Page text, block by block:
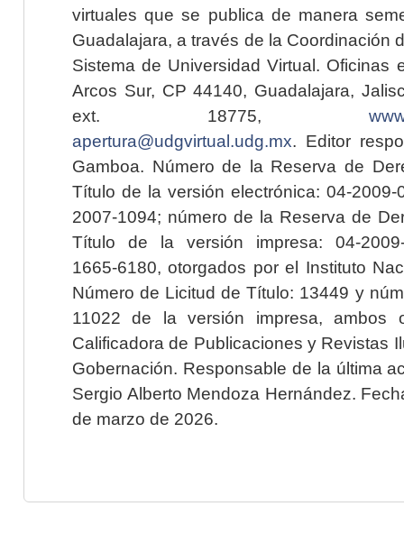
virtuales que se publica de manera
Guadalajara, a través de la Coordinación
Sistema de Universidad Virtual. Oficinas
Arcos Sur, CP 44140, Guadalajara,
ext. 18775,
apertura@udgvirtual.udg.mx. Editor
Gamboa. Número de la Reserva de
Título de la versión electrónica: 04-2009-
2007-1094; número de la Reserva de
Título de la versión impresa: 04-2009-
1665-6180, otorgados por el Instituto
Número de Licitud de Título: 13449 y
11022 de la versión impresa, ambos
Calificadora de Publicaciones y Revistas
Gobernación. Responsable de la última
Sergio Alberto Mendoza Hernández.
de marzo de 2026.